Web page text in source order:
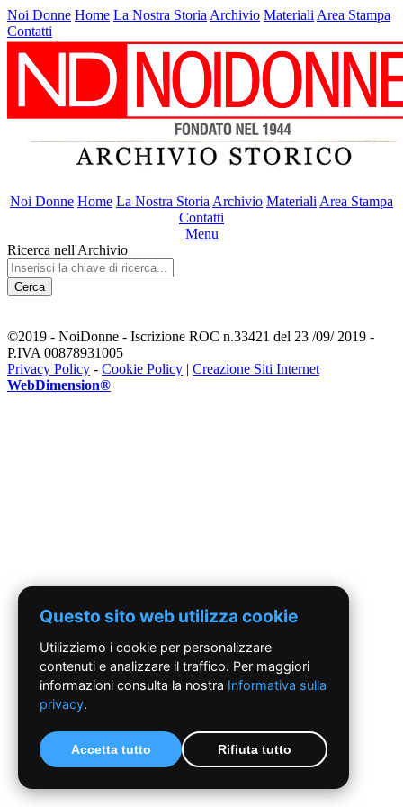
Noi Donne Home La Nostra Storia Archivio Materiali Area Stampa
Contatti
Noi Donne Home La Nostra Storia Archivio Materiali Area Stampa
Contatti
Menu
Ricerca nell'Archivio
Cerca
©2019 - NoiDonne - Iscrizione ROC n.33421 del 23 /09/ 2019 -
P.IVA 00878931005
Privacy Policy - Cookie Policy | Creazione Siti Internet
WebDimension®
Questo sito web utilizza cookie
Utilizziamo i cookie per personalizzare
contenuti e analizzare il traffico. Per maggiori
informazioni consulta la nostra Informativa sulla
privacy.
Accetta tutto Rifiuta tutto